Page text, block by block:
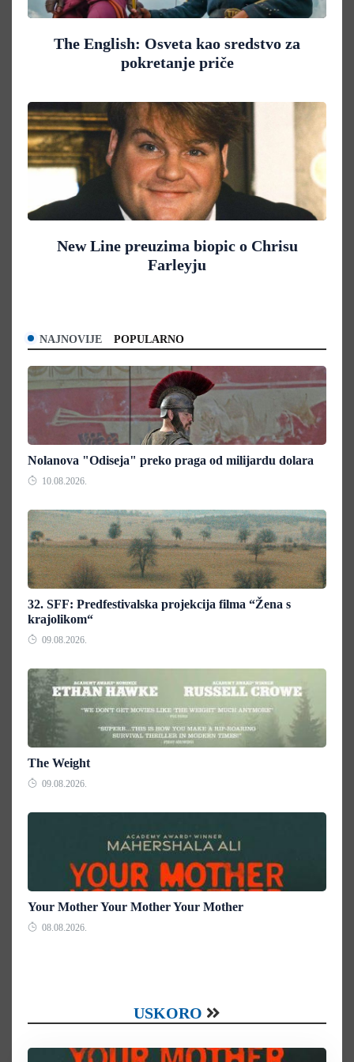
The English: Osveta kao sredstvo za
pokretanje priče
New Line preuzima biopic o Chrisu
Farleyju
NAJNOVIJE POPULARNO
Nolanova "Odiseja" preko praga od milijardu dolara
10.08.2026.
32. SFF: Predfestivalska projekcija filma “Žena s
krajolikom“
09.08.2026.
The Weight
09.08.2026.
Your Mother Your Mother Your Mother
08.08.2026.
USKORO